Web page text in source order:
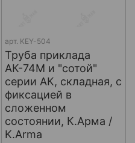
арт. KEY-504
Труба приклада
АК-74М и "сотой"
серии АК, складная, с
фиксацией в
сложенном
состоянии, К.Арма /
K.Arma